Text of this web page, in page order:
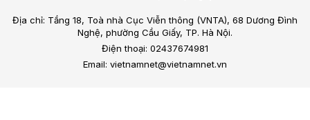
Địa chỉ: Tầng 18, Toà nhà Cục Viễn thông (VNTA), 68 Dương Đình
Nghệ, phường Cầu Giấy, TP. Hà Nội.
Điện thoại: 02437674981
Email: vietnamnet@vietnamnet.vn